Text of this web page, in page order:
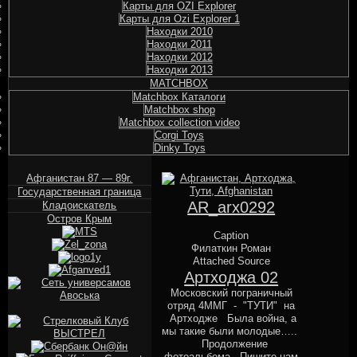
Карты для OZI Explorer
Карты для Ozi Explorer 1
Находки 2010
Находки 2011
Находки 2012
Находки 2013
MATCHBOX
Matchbox Каталоги
Matchbox shop
Matchbox collection video
Corgi Toys
Dinky Toys
AR_arx0292
Caption
Филаткин Роман
Attached Source
Артходжа 02
Московский пограничный
отряд 4ММГ - "ТУТИ" на
Артходже Была война, а
мы такие были молодые…..
Продолжение
Афганистан 87 — 89г.
Государственная граница
Кладоискатель
Остров Крым